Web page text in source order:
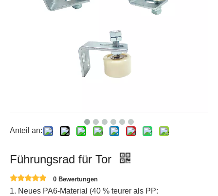
Anteil an:
Führungsrad für Tor
0 Bewertungen
1. Neues PA6-Material (40 % teurer als PP: